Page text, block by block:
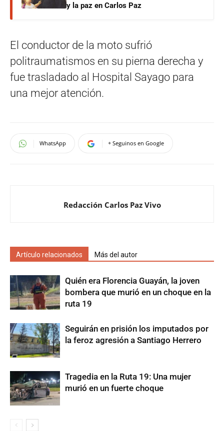
y la paz en Carlos Paz
El conductor de la moto sufrió
politraumatismos en su pierna derecha y
fue trasladado al Hospital Sayago para
una mejor atención.
WhatsApp + Seguinos en Google
Redacción Carlos Paz Vivo
Artículo relacionados Más del autor
Quién era Florencia Guayán, la joven
bombera que murió en un choque en la
ruta 19
Seguirán en prisión los imputados por
la feroz agresión a Santiago Herrero
Tragedia en la Ruta 19: Una mujer
murió en un fuerte choque